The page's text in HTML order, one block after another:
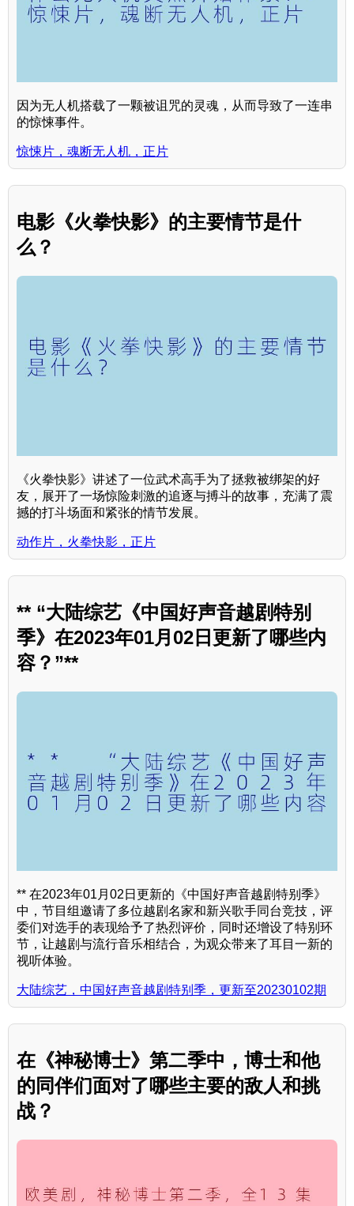
因为无人机搭载了一颗被诅咒的灵魂，从而导致了一连串
的惊悚事件。
惊悚片，魂断无人机，正片
电影《火拳快影》的主要情节是什
么？
《火拳快影》讲述了一位武术高手为了拯救被绑架的好
友，展开了一场惊险刺激的追逐与搏斗的故事，充满了震
撼的打斗场面和紧张的情节发展。
动作片，火拳快影，正片
** “大陆综艺《中国好声音越剧特别
季》在2023年01月02日更新了哪些内
容？”**
** 在2023年01月02日更新的《中国好声音越剧特别季》
中，节目组邀请了多位越剧名家和新兴歌手同台竞技，评
委们对选手的表现给予了热烈评价，同时还增设了特别环
节，让越剧与流行音乐相结合，为观众带来了耳目一新的
视听体验。
大陆综艺，中国好声音越剧特别季，更新至20230102期
在《神秘博士》第二季中，博士和他
的同伴们面对了哪些主要的敌人和挑
战？